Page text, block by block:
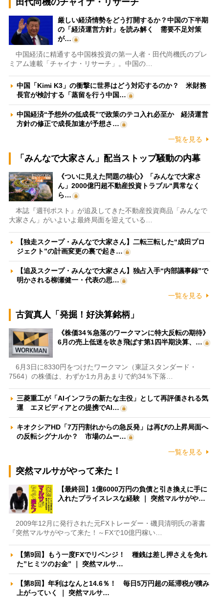
厳しい経済情勢をどう打開するか？中国の下半期
の「経済運営方針」を読み解く 需要不足対策
が…
中国経済に精通する中国株投資の第一人者・田代尚機氏のプレ
ミアム連載「チャイナ・リサーチ」。中国の…
中国「Kimi K3」の衝撃に世界はどう対応するのか？ 米財務
長官が検討する「蒸留を行う中国…
中国経済“予想外の低成長”で政策のテコ入れ必至か 経済運営
方針の修正で成長加速が予想さ…
一覧を見る
「みんなで大家さん」配当ストップ騒動の内幕
《ついに見えた問題の核心》「みんなで大家さ
ん」2000億円超不動産投資トラブル“異常なく
ら…
本誌『週刊ポスト』が追及してきた不動産投資商品「みんなで
大家さん」がいよいよ最終局面を迎えている…
【独走スクープ・みんなで大家さん】二転三転した“成田プロ
ジェクト”の計画変更の裏で起き…
【追及スクープ・みんなで大家さん】独占入手“内部議事録”で
明かされる柳瀬健一・代表の思…
一覧を見る
古賀真人「発掘！好決算銘柄」
《株価34％急落のワークマンに特大反転の期待》
6月の売上低迷を吹き飛ばす第1四半期決算、…
6月3日に8330円をつけたワークマン（東証スタンダード・
7564）の株価は、わずか1カ月あまりで約34％下落…
三菱重工が「AIインフラの新たな主役」として再評価される気
運 エヌビディアとの提携でAI…
キオクシアHD「7万円割れからの急反発」は再びの上昇局面へ
の反転シグナルか？ 市場のムー…
一覧を見る
突然マルサがやって来た！
【最終回】1億6000万円の負債と引き換えに手に
入れたプライスレスな経験 ｜ 突然マルサがや…
2009年12月に発行された元FXトレーダー・磯貝清明氏の著書
『突然マルサがやって来た！～FXで10億円稼い…
【第9回】もう一度FXでリベンジ！ 種銭は差し押さえを免れ
た”ヒミツのお金” ｜ 突然マルサ…
【第8回】年利はなんと14.6％！ 毎日5万円超の延滞税が積み
上がっていく ｜ 突然マルサ…